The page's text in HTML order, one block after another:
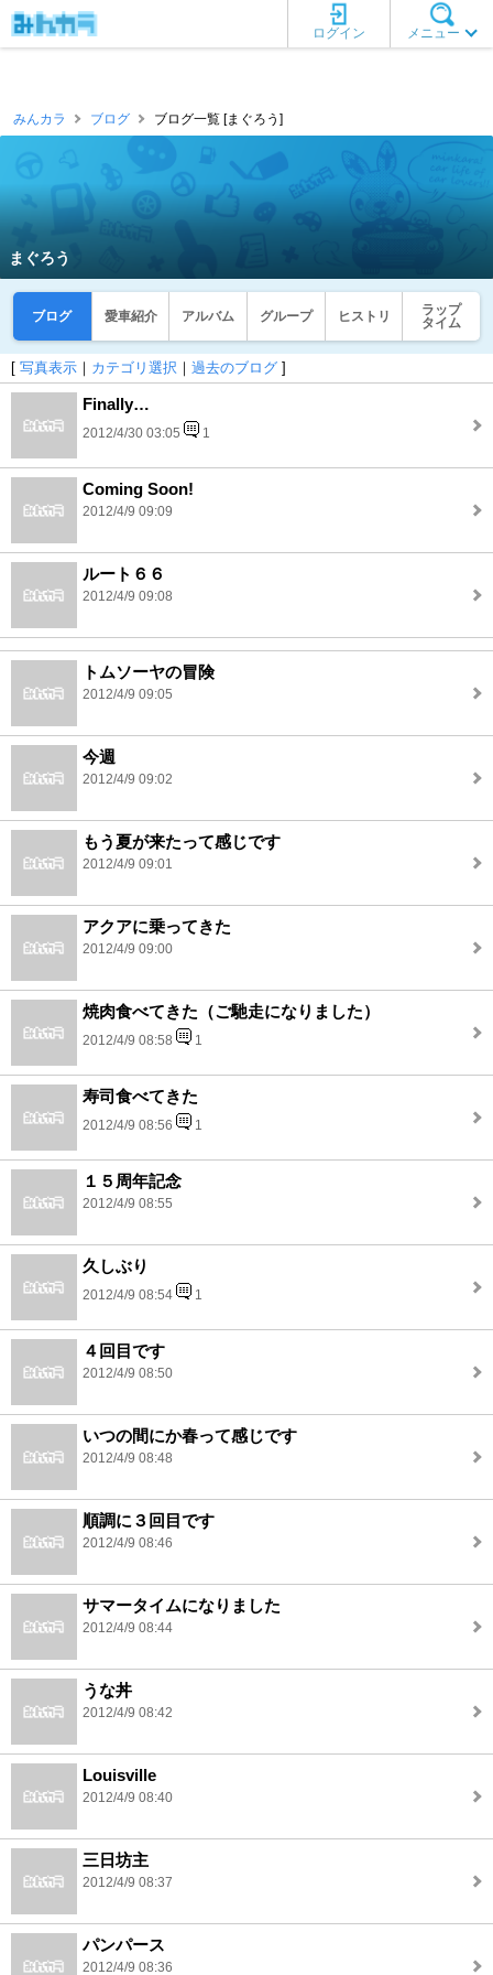
メニュー
ログイン
みんカラ ブログ ブログ一覧 [まぐろう]
まぐろう
ブログ 愛車紹介 アルバム グループ ヒストリ
ラップ
タイム
[ 写真表示 ｜ カテゴリ選択 ｜ 過去のブログ ]
Finally…
2012/4/30 03:05 1
Coming Soon!
2012/4/9 09:09
ルート６６
2012/4/9 09:08
トムソーヤの冒険
2012/4/9 09:05
今週
2012/4/9 09:02
もう夏が来たって感じです
2012/4/9 09:01
アクアに乗ってきた
2012/4/9 09:00
焼肉食べてきた（ご馳走になりました）
2012/4/9 08:58 1
寿司食べてきた
2012/4/9 08:56 1
１５周年記念
2012/4/9 08:55
久しぶり
2012/4/9 08:54 1
４回目です
2012/4/9 08:50
いつの間にか春って感じです
2012/4/9 08:48
順調に３回目です
2012/4/9 08:46
サマータイムになりました
2012/4/9 08:44
うな丼
2012/4/9 08:42
Louisville
2012/4/9 08:40
三日坊主
2012/4/9 08:37
パンパース
2012/4/9 08:36